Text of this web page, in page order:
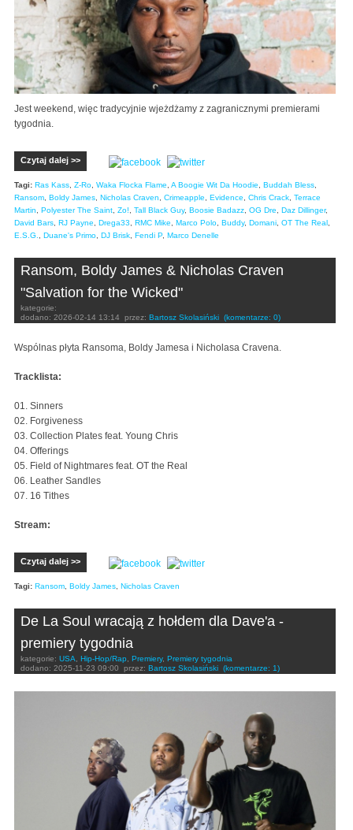
Jest weekend, więc tradycyjnie wjeżdżamy z zagranicznymi premierami
tygodnia.
Czytaj dalej >>
Tagi: Ras Kass Z-Ro Waka Flocka Flame A Boogie Wit Da Hoodie Buddah Bless
Ransom Boldy James Nicholas Craven Crimeapple Evidence Chris Crack Terrace
Martin
Polyester The Saint Zo! Tall Black Guy, Boosie Badazz OG Dre Daz Dillinger,
David Bars RJ Payne Drega33 RMC Mike Marco Polo Buddy, Domani OT The Real
E.S.G.
Duane's Primo DJ Brisk Fendi P, Marco Denelle
Ransom, Boldy James & Nicholas Craven
"Salvation for the Wicked"
kategorie:
dodano: 2026-02-14 13:14 przez: Bartosz Skolasiński (komentarze: 0)
Wspólnas płyta Ransoma, Boldy Jamesa i Nicholasa Cravena.
Tracklista:
01. Sinners
02. Forgiveness
03. Collection Plates feat. Young Chris
04. Offerings
05. Field of Nightmares feat. OT the Real
06. Leather Sandles
07. 16 Tithes
Stream:
Czytaj dalej >>
Tagi: Ransom Boldy James Nicholas Craven
De La Soul wracają z hołdem dla Dave'a -
premiery tygodnia
kategorie: USA Hip-Hop/Rap Premiery, Premiery tygodnia
dodano: 2025-11-23 09:00 przez: Bartosz Skolasiński (komentarze: 1)